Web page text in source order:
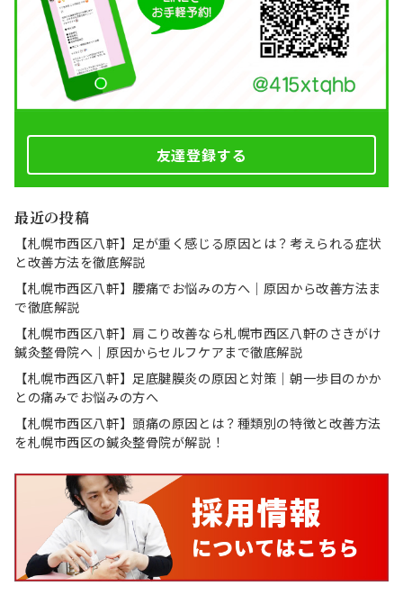
友達登録する
最近の投稿
【札幌市西区八軒】足が重く感じる原因とは？考えられる症状
と改善方法を徹底解説
【札幌市西区八軒】腰痛でお悩みの方へ｜原因から改善方法ま
で徹底解説
【札幌市西区八軒】肩こり改善なら札幌市西区八軒のさきがけ
鍼灸整骨院へ｜原因からセルフケアまで徹底解説
【札幌市西区八軒】足底腱膜炎の原因と対策｜朝一歩目のかか
との痛みでお悩みの方へ
【札幌市西区八軒】頭痛の原因とは？種類別の特徴と改善方法
を札幌市西区の鍼灸整骨院が解説！